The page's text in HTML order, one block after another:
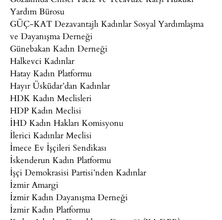
Yardım Bürosu
GÜÇ-KAT Dezavantajlı Kadınlar Sosyal Yardımlaşma
ve Dayanışma Derneği
Günebakan Kadın Derneği
Halkevci Kadınlar
Hatay Kadın Platformu
Hayır Üsküdar’dan Kadınlar
HDK Kadın Meclisleri
HDP Kadın Meclisi
İHD Kadın Hakları Komisyonu
İlerici Kadınlar Meclisi
İmece Ev İşçileri Sendikası
İskenderun Kadın Platformu
İşçi Demokrasisi Partisi’nden Kadınlar
İzmir Amargi
İzmir Kadın Dayanışma Derneği
İzmir Kadın Platformu